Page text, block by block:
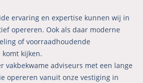
ervaring en expertise kunnen wij in
opereren. Ook als daar moderne
of voorraadhoudende
kijken.
vakbekwame adviseurs met een lange
opereren vanuit onze vestiging in